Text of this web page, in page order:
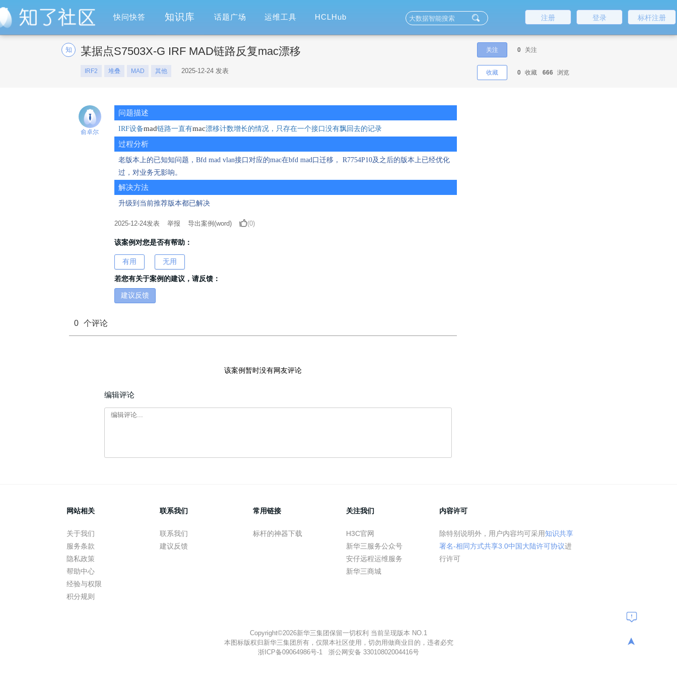
快问快答 知识库 话题广场 运维工具 HCLHub 标杆注册
登录
注册
知 某据点S7503X-G IRF MAD链路反复mac漂移
IRF2 堆叠 MAD 其他 2025-12-24 发表
关注 0 关注
收藏 0 收藏 666 浏览
俞卓尔
问题描述
IRF设备mad链路一直有mac漂移计数增长的情况，只存在一个接口没有飘回去的记录
过程分析
老版本上的已知知问题， Bfd mad vlan接口对应的mac在bfd mad口迁移， R7754P10及之后的版本上已经优化
过，对业务无影响。
解决方法
升级到 当前推荐版本都已解决
2025-12-24发表 举报 导出案例(word) (0)
该案例对您是否有帮助：
有用 无用
若您有关于案例的建议，请反馈：
建议反馈
0 个评论
该案例暂时没有网友评论
编辑评论
➤
网站相关
关于我们
服务条款
隐私政策
帮助中心
经验与权限
积分规则
联系我们
联系我们
建议反馈
常用链接
标杆的神器下载
关注我们
H3C官网
新华三服务公众号
安仔远程运维服务
新华三商城
内容许可
除特别说明外，用户内容均可采用知识共享
署名-相同方式共享3.0中国大陆许可协议进
行许可
Copyright©2026新华三集团保留一切权利 当前呈现版本 NO.1
本图标版权归新华三集团所有，仅限本社区使用，切勿用做商业目的，违者必究
浙ICP备09064986号-1
浙公网安备 33010802004416号